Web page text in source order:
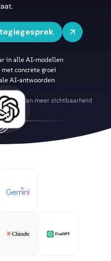
in alle AI-modellen
concrete groei
AI-antwoorden
aan meer zichtbaarheid